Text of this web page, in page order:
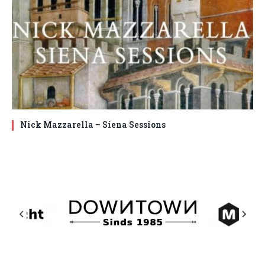
Nick Mazzarella – Siena Sessions